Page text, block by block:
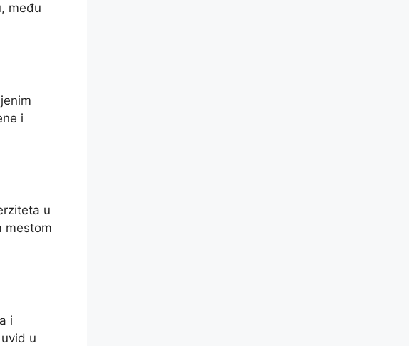
među
i
u
mestom
i
u